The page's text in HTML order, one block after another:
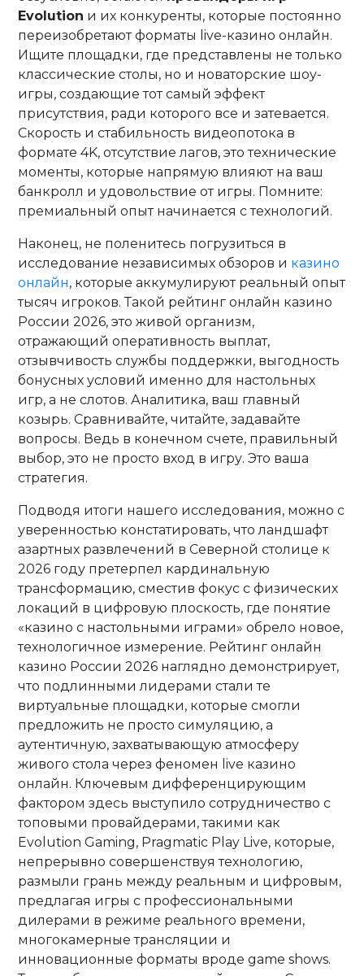
Evolution и их конкуренты, которые постоянно
переизобретают форматы live-казино онлайн.
Ищите площадки, где представлены не только
классические столы, но и новаторские шоу-
игры, создающие тот самый эффект
присутствия, ради которого все и затевается.
Скорость и стабильность видеопотока в
формате 4K, отсутствие лагов, это технические
моменты, которые напрямую влияют на ваш
банкролл и удовольствие от игры. Помните:
премиальный опыт начинается с технологий.
Наконец, не поленитесь погрузиться в
исследование независимых обзоров и казино
онлайн, которые аккумулируют реальный опыт
тысяч игроков. Такой рейтинг онлайн казино
России 2026, это живой организм,
отражающий оперативность выплат,
отзывчивость службы поддержки, выгодность
бонусных условий именно для настольных
игр, а не слотов. Аналитика, ваш главный
козырь. Сравнивайте, читайте, задавайте
вопросы. Ведь в конечном счете, правильный
выбор, это не просто вход в игру. Это ваша
стратегия.
Подводя итоги нашего исследования, можно с
уверенностью констатировать, что ландшафт
азартных развлечений в Северной столице к
2026 году претерпел кардинальную
трансформацию, сместив фокус с физических
локаций в цифровую плоскость, где понятие
«казино с настольными играми» обрело новое,
технологичное измерение. Рейтинг онлайн
казино России 2026 наглядно демонстрирует,
что подлинными лидерами стали те
виртуальные площадки, которые смогли
предложить не просто симуляцию, а
аутентичную, захватывающую атмосферу
живого стола через феномен live казино
онлайн. Ключевым дифференцирующим
фактором здесь выступило сотрудничество с
топовыми провайдерами, такими как
Evolution Gaming, Pragmatic Play Live, которые,
непрерывно совершенствуя технологию,
размыли грань между реальным и цифровым,
предлагая игры с профессиональными
дилерами в режиме реального времени,
многокамерные трансляции и
инновационные форматы вроде game shows.